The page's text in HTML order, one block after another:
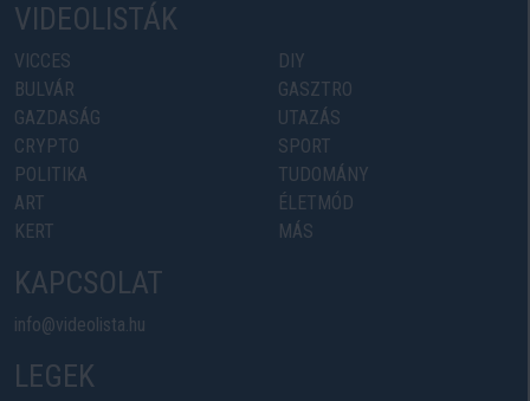
VIDEOLISTÁK
VICCES
BULVÁR
GAZDASÁG
CRYPTO
POLITIKA
ART
KERT
DIY
GASZTRO
UTAZÁS
SPORT
TUDOMÁNY
ÉLETMÓD
MÁS
KAPCSOLAT
info@videolista.hu
LEGEK